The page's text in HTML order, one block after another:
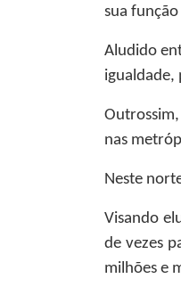
sua
Aludido
igualdade,
nas
Neste
Visando
de vezes
milhões e